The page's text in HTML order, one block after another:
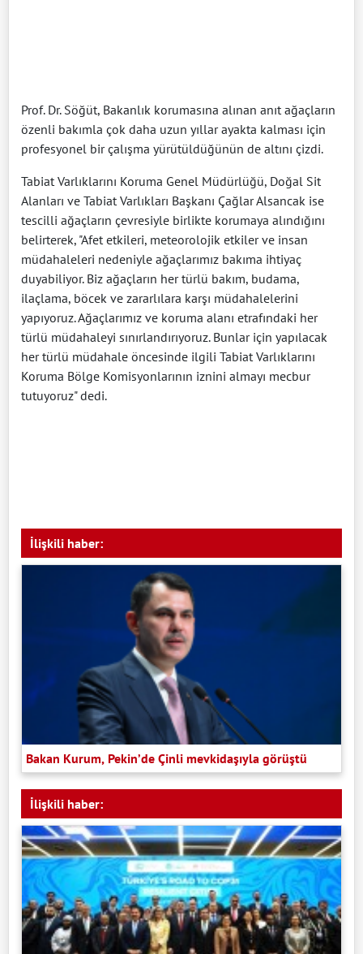
Prof. Dr. Söğüt, Bakanlık korumasına alınan anıt ağaçların
özenli bakımla çok daha uzun yıllar ayakta kalması için
profesyonel bir çalışma yürütüldüğünün de altını çizdi.
Tabiat Varlıklarını Koruma Genel Müdürlüğü, Doğal Sit
Alanları ve Tabiat Varlıkları Başkanı Çağlar Alsancak ise
tescilli ağaçların çevresiyle birlikte korumaya alındığını
belirterek, "Afet etkileri, meteorolojik etkiler ve insan
müdahaleleri nedeniyle ağaçlarımız bakıma ihtiyaç
duyabiliyor. Biz ağaçların her türlü bakım, budama,
ilaçlama, böcek ve zararlılara karşı müdahalelerini
yapıyoruz. Ağaçlarımız ve koruma alanı etrafındaki her
türlü müdahaleyi sınırlandırıyoruz. Bunlar için yapılacak
her türlü müdahale öncesinde ilgili Tabiat Varlıklarını
Koruma Bölge Komisyonlarının iznini almayı mecbur
tutuyoruz" dedi.
İlişkili haber:
Bakan Kurum, Pekin’de Çinli mevkidaşıyla görüştü
İlişkili haber: